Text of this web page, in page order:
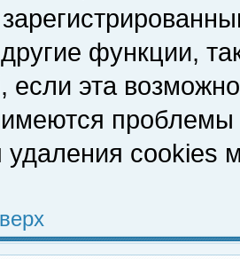
функции,
если эта
удаления cookies